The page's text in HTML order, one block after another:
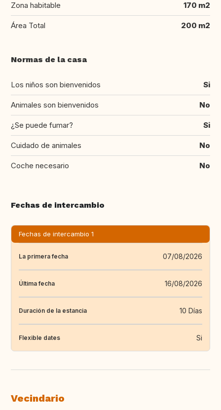
Zona habitable 170 m2
Área Total 200 m2
Normas de la casa
Los niños son bienvenidos Si
Animales son bienvenidos No
¿Se puede fumar? Si
Cuidado de animales No
Coche necesario No
Fechas de intercambio
Fechas de intercambio 1
La primera fecha 07/08/2026
Última fecha 16/08/2026
Duración de la estancia 10 Días
Flexible dates Si
Vecindario